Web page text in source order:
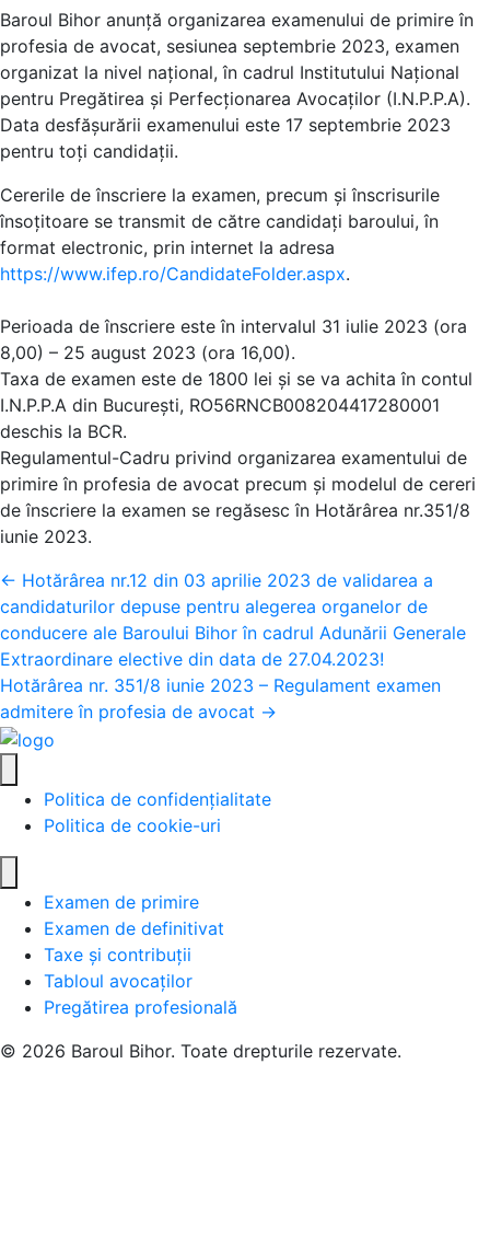
Baroul Bihor anunță organizarea examenului de primire în
profesia de avocat, sesiunea septembrie 2023, examen
organizat la nivel național, în cadrul Institutului Național
pentru Pregătirea și Perfecționarea Avocaților (I.N.P.P.A).
Data desfășurării examenului este 17 septembrie 2023
pentru toți candidații.
Cererile de înscriere la examen, precum și înscrisurile
însoțitoare se transmit de către candidați baroului, în
format electronic, prin internet la adresa
https://www.ifep.ro/CandidateFolder.aspx.
Perioada de înscriere este în intervalul 31 iulie 2023 (ora
8,00) – 25 august 2023 (ora 16,00).
Taxa de examen este de 1800 lei și se va achita în contul
I.N.P.P.A din București, RO56RNCB008204417280001
deschis la BCR.
Regulamentul-Cadru privind organizarea examentului de
primire în profesia de avocat precum și modelul de cereri
de înscriere la examen se regăsesc în Hotărârea nr.351/8
iunie 2023.
Posts
navigation
← Hotărârea nr.12 din 03 aprilie 2023 de validarea a
candidaturilor depuse pentru alegerea organelor de
conducere ale Baroului Bihor în cadrul Adunării Generale
Extraordinare elective din data de 27.04.2023!
Hotărârea nr. 351/8 iunie 2023 – Regulament examen
admitere în profesia de avocat →
Politica de confidențialitate
Politica de cookie-uri
Examen de primire
Examen de definitivat
Taxe și contribuții
Tabloul avocaților
Pregătirea profesională
© 2026 Baroul Bihor. Toate drepturile rezervate.